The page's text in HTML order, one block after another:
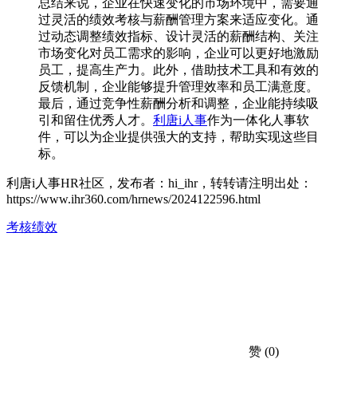
过灵活的绩效考核与薪酬管理方案来适应变化。通
过动态调整绩效指标、设计灵活的薪酬结构、关注
市场变化对员工需求的影响，企业可以更好地激励
员工，提高生产力。此外，借助技术工具和有效的
反馈机制，企业能够提升管理效率和员工满意度。
最后，通过竞争性薪酬分析和调整，企业能持续吸
引和留住优秀人才。 利唐i人事作为一体化人事软
件，可以为企业提供强大的支持，帮助实现这些目
标。
利唐i人事HR社区，发布者：hi_ihr，转转请注明出处：
https://www.ihr360.com/hrnews/2024122596.html
考核绩效
赞 (0)